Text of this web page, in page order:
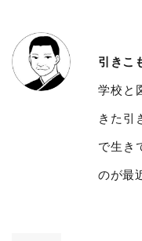
引きこ
学校と
きた引
で生き
のが最